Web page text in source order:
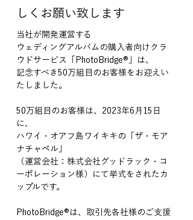
しくお願い致します
当社が開発運営する
ウェディングアルバムの購入者向けクラ
ウドサービス「PhotoBridge®︎」は、
記念すべき50万組目のお客様をお迎えい
たしました。
50万組目のお客様は、2023年6月15日
に、
ハワイ・オアフ島ワイキキの「ザ・モア
ナチャペル」
（運営会社：株式会社グッドラック・コ
ーポレーション様）にて挙式をされたカ
ップルです。
PhotoBridge®︎は、取引先各社様のご支援